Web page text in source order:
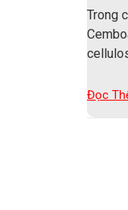
Trong
Đọc